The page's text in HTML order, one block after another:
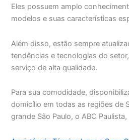
Eles possuem amplo
modelos e suas características
Além disso, estão sempre
tendências e tecnologias do
serviço de alta qualidade.
Para sua comodidade,
domicílio em todas as regiões de
grande São Paulo, o ABC